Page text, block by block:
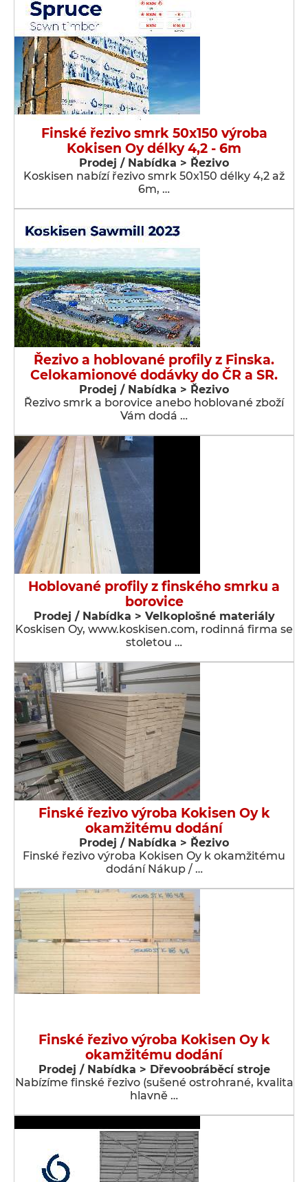
Finské řezivo smrk 50x150 výroba
Kokisen Oy délky 4,2 - 6m
Prodej / Nabídka > Řezivo
Koskisen nabízí řezivo smrk 50x150 délky 4,2 až
6m, …
Řezivo a hoblované profily z Finska.
Celokamionové dodávky do ČR a SR.
Prodej / Nabídka > Řezivo
Řezivo smrk a borovice anebo hoblované zboží
Vám dodá …
Hoblované profily z finského smrku a
borovice
Prodej / Nabídka > Velkoplošné materiály
Koskisen Oy, www.koskisen.com, rodinná firma se
stoletou …
Finské řezivo výroba Kokisen Oy k
okamžitému dodání
Prodej / Nabídka > Řezivo
Finské řezivo výroba Kokisen Oy k okamžitému
dodání Nákup / …
Finské řezivo výroba Kokisen Oy k
okamžitému dodání
Prodej / Nabídka > Dřevoobráběcí stroje
Nabízíme finské řezivo (sušené ostrohrané, kvalita
hlavně …